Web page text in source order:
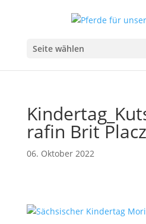
Seite wählen
rafin Brit
06. Oktober 2022